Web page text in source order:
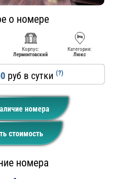
о номере
Корпус:
Лермонтовский
Категория:
Люкс
руб в сутки (?)
номера
стоимость
номера